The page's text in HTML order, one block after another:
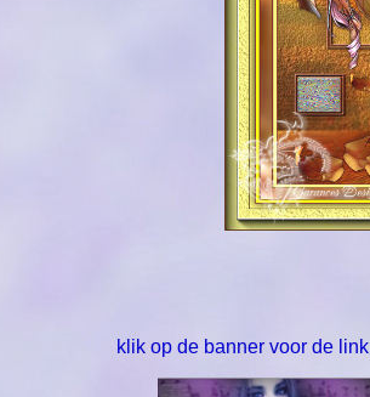
klik op de banner voor de link